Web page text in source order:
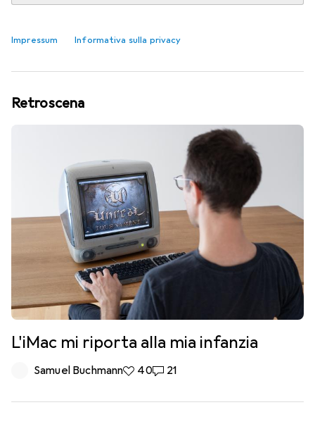
Impressum Informativa sulla privacy
50 anni di Apple
Samuel Buchmann80 like
8034 commenti
34
Retroscena
L'iMac mi riporta alla mia infanzia
Samuel Buchmann40 like
4021 commenti
21